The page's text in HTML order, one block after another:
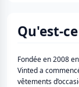
Qu'est-
Fondée en 2008
Vinted a
vêtements